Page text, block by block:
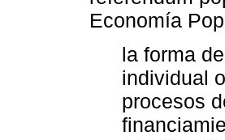
Economía
la forma
individual
procesos